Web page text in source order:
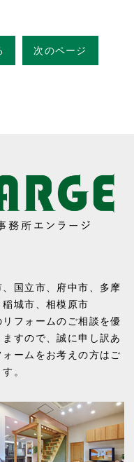
次のページ
国立市 府中市
多摩
稲城市 、相模原市
フォームのご相談を優
すので、誠に申し訳あ
ームをお考えの方はご
。